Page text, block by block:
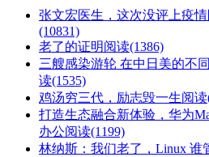
张文宏医生，这次没评上疫情
(10831)
老了的证明阅读(1386)
三艘感染游轮 在中日美的不
读(1535)
鸡汤穷三代，励志毁一生阅
打造生态融合新体验，华为
办公阅读(1199)
林纳斯：我们老了，Linux 谁